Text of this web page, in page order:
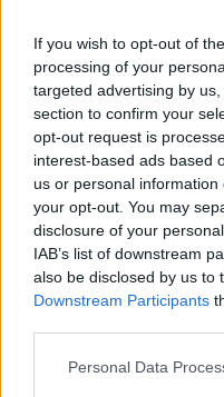
If you wish to opt-out of
processing of your
targeted advertising by
section to confirm your
opt-out request is
interest-based ads based
us or personal
your opt-out. You may
disclosure of your
IAB’s list of downstream
also be disclosed by us to
Downstream Participants
Personal Data
Alicante/Alacant
Ver más